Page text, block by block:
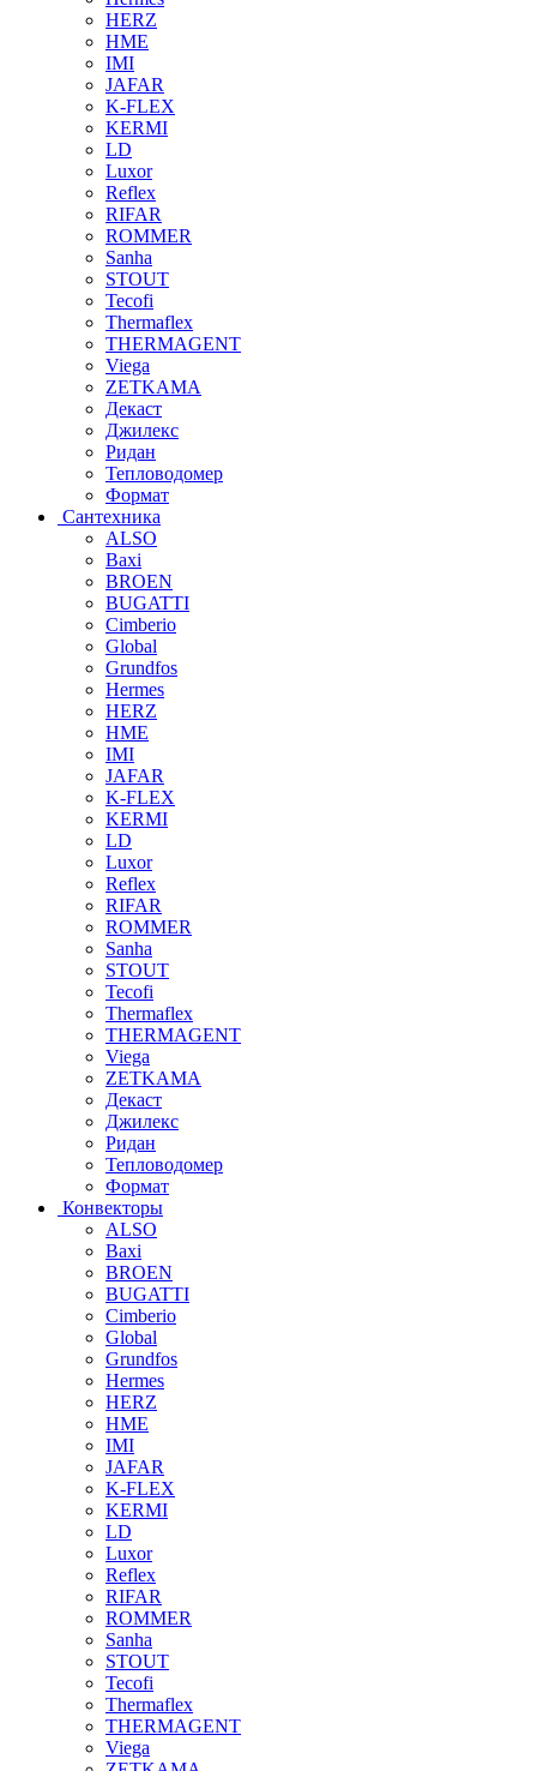
HERZ
HME
IMI
JAFAR
K-FLEX
KERMI
LD
Luxor
Reflex
RIFAR
ROMMER
Sanha
STOUT
Tecofi
Thermaflex
THERMAGENT
Viega
ZETKAMA
Декаст
Джилекс
Ридан
Тепловодомер
Формат
Сантехника
ALSO
Baxi
BROEN
BUGATTI
Cimberio
Global
Grundfos
Hermes
HERZ
HME
IMI
JAFAR
K-FLEX
KERMI
LD
Luxor
Reflex
RIFAR
ROMMER
Sanha
STOUT
Tecofi
Thermaflex
THERMAGENT
Viega
ZETKAMA
Декаст
Джилекс
Ридан
Тепловодомер
Формат
Конвекторы
ALSO
Baxi
BROEN
BUGATTI
Cimberio
Global
Grundfos
Hermes
HERZ
HME
IMI
JAFAR
K-FLEX
KERMI
LD
Luxor
Reflex
RIFAR
ROMMER
Sanha
STOUT
Tecofi
Thermaflex
THERMAGENT
Viega